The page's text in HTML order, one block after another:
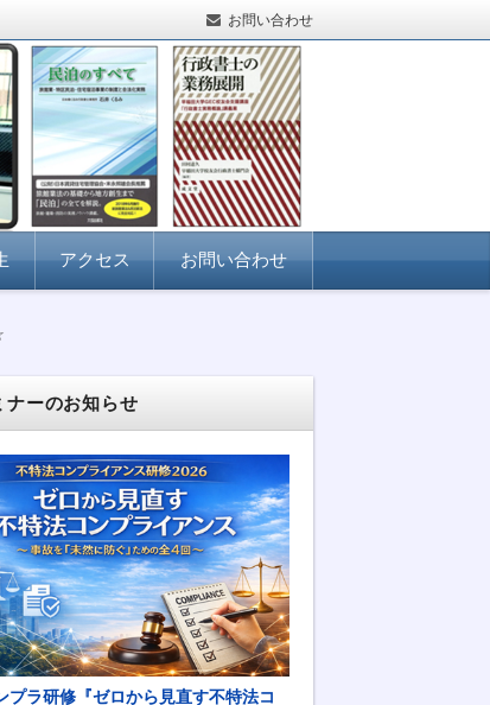
お問い合わせ
アクセス お問い合わせ
ナーのお知らせ
プラ研修『ゼロから見直す不特法コ